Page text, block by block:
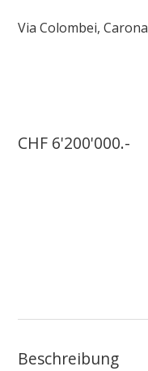
Via Colombei,Carona
CHF 6'200'000.-
Beschreibung